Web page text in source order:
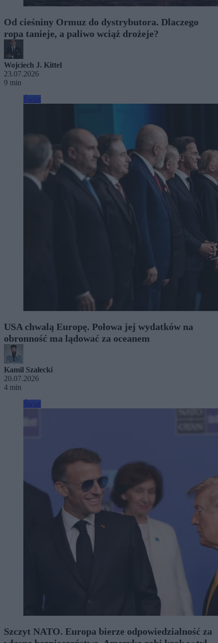
Od cieśniny Ormuz do dystrybutora. Dlaczego
ropa tanieje, a paliwo wciąż drożeje?
Wojciech J. Kittel
23.07.2026
9 min
USA chwalą Europę. Połowa jej wydatków na
obronność ma lądować za oceanem
Kamil Szałecki
20.07.2026
4 min
Szczyt NATO. Europa bierze odpowiedzialność za